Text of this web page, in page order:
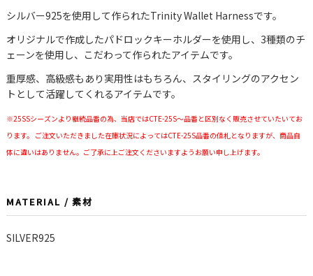
シルバー925を使用して作られたTrinity Wallet Harnessです。
オリジナルで作成したパドロックキーホルダーを使用し、3種類のチ
ェーンを使用し、こだわって作られたアイテムです。
重厚感、高級感もあり実用性はもちろん、スタイリングのアクセン
トとして活躍してくれるアイテムです。
※25SSシーズンより継続品番の為、当店ではCTE-25S〜品番と区別なく販売させていたいてお
ります。 ご注文いただきました在庫状況によってはCTE-25S品番の値札となりますが、商品自
体に違いはありません。ご了承に上ご注文くださいますようお願い申し上げます。
MATERIAL / 素材
SILVER925